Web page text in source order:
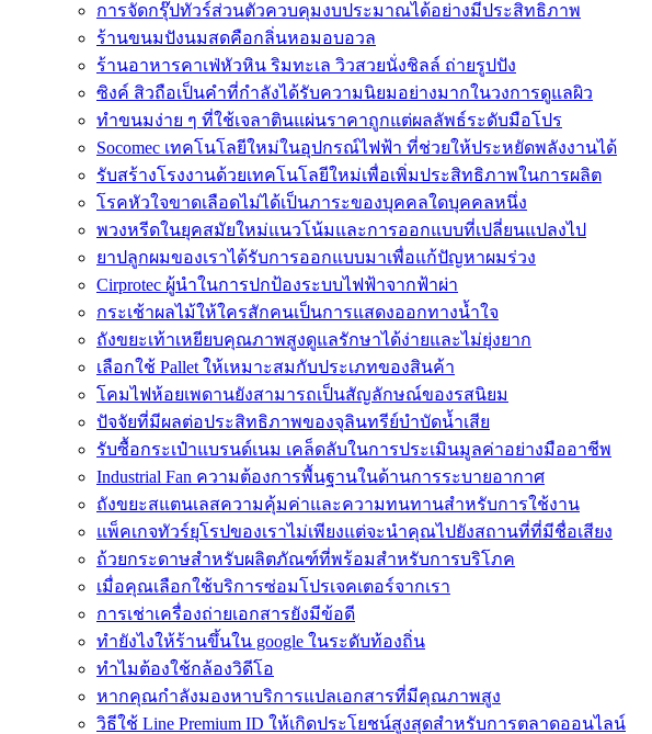
การจัดกรุ๊ปทัวร์ส่วนตัวควบคุมงบประมาณได้อย่างมีประสิทธิภาพ
ร้านขนมปังนมสดคือกลิ่นหอมอบอวล
ร้านอาหารคาเฟ่หัวหิน ริมทะเล วิวสวยนั่งชิลล์ ถ่ายรูปปัง
ซิงค์ สิวถือเป็นคำที่กำลังได้รับความนิยมอย่างมากในวงการดูแลผิว
ทำขนมง่าย ๆ ที่ใช้เจลาตินแผ่นราคาถูกแต่ผลลัพธ์ระดับมือโปร
Socomec เทคโนโลยีใหม่ในอุปกรณ์ไฟฟ้า ที่ช่วยให้ประหยัดพลังงานได้
รับสร้างโรงงานด้วยเทคโนโลยีใหม่เพื่อเพิ่มประสิทธิภาพในการผลิต
โรคหัวใจขาดเลือดไม่ได้เป็นภาระของบุคคลใดบุคคลหนึ่ง
พวงหรีดในยุคสมัยใหม่แนวโน้มและการออกแบบที่เปลี่ยนแปลงไป
ยาปลูกผมของเราได้รับการออกแบบมาเพื่อแก้ปัญหาผมร่วง
Cirprotec ผู้นำในการปกป้องระบบไฟฟ้าจากฟ้าผ่า
กระเช้าผลไม้ให้ใครสักคนเป็นการแสดงออกทางน้ำใจ
ถังขยะเท้าเหยียบคุณภาพสูงดูแลรักษาได้ง่ายและไม่ยุ่งยาก
เลือกใช้ Pallet ให้เหมาะสมกับประเภทของสินค้า
โคมไฟห้อยเพดานยังสามารถเป็นสัญลักษณ์ของรสนิยม
ปัจจัยที่มีผลต่อประสิทธิภาพของจุลินทรีย์บำบัดน้ำเสีย
รับซื้อกระเป๋าแบรนด์เนม เคล็ดลับในการประเมินมูลค่าอย่างมืออาชีพ
Industrial Fan ความต้องการพื้นฐานในด้านการระบายอากาศ
ถังขยะสแตนเลสความคุ้มค่าและความทนทานสำหรับการใช้งาน
แพ็คเกจทัวร์ยุโรปของเราไม่เพียงแต่จะนำคุณไปยังสถานที่ที่มีชื่อเสียง
ถ้วยกระดาษสำหรับผลิตภัณฑ์ที่พร้อมสำหรับการบริโภค
เมื่อคุณเลือกใช้บริการซ่อมโปรเจคเตอร์จากเรา
การเช่าเครื่องถ่ายเอกสารยังมีข้อดี
ทํายังไงให้ร้านขึ้นใน google ในระดับท้องถิ่น
ทำไมต้องใช้กล้องวิดีโอ
หากคุณกำลังมองหาบริการแปลเอกสารที่มีคุณภาพสูง
วิธีใช้ Line Premium ID ให้เกิดประโยชน์สูงสุดสำหรับการตลาดออนไลน์